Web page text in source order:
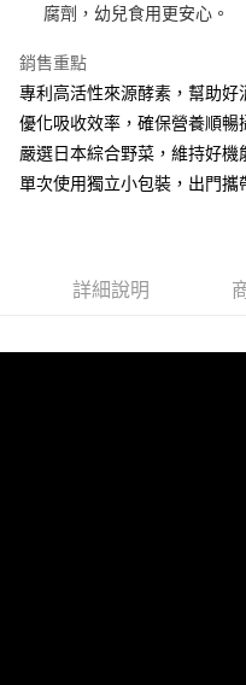
【注意事項】
用戶於交易時，得透過本服務購
買賣價金債權讓與本公司後，依
資料（包含姓名、電話或地址）
由本公司與您本人進行分期帳單
3.完整用戶服務條款，請詳閱以
３．收到繳費通知簡訊後14天內
※ 請注意：結帳手續完成當下不
購買商品的店家。未經商家同意
後付繳納相關費用。
※ 交易是否成功請以「AFTEE先
是否繳費成功／繳費後需取消欲
客戶支援中心」https://
２．關於個人資料處理事宜，請
每筆NT$85，滿NT$1,300(含
腐劑，幼兒食用更安心。
銷售重點
專利高活性來源酵素，幫助好
優化吸收效率，確保營養順暢
嚴選日本綜合野菜，維持好機
單次使用獨立小包裝，出門攜
詳細說明